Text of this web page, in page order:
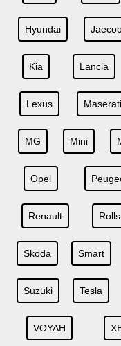
Hyundai
Kia Lancia
Lexus Maserati
MG Mini
Opel
Renault
Skoda Smart
Suzuki Tesla
VOYAH